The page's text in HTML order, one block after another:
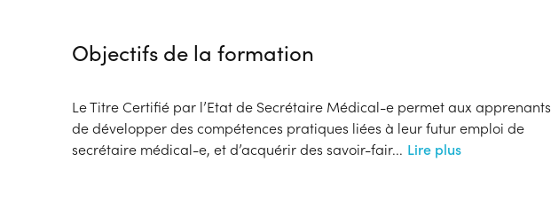
Objectifs de la formation
Le Titre Certifié par l’Etat de Secrétaire Médical-e permet aux apprenants
de développer des compétences pratiques liées à leur futur emploi de
secrétaire médical-e, et d’acquérir des savoir-fair... Lire plus